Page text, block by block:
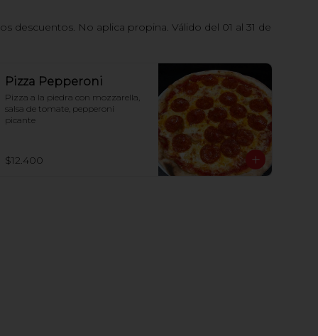
descuentos. No aplica propina. Válido del 01 al 31 de
Pizza Pepperoni
Pizza a la piedra con mozzarella,
salsa de tomate, pepperoni
picante
$12.400